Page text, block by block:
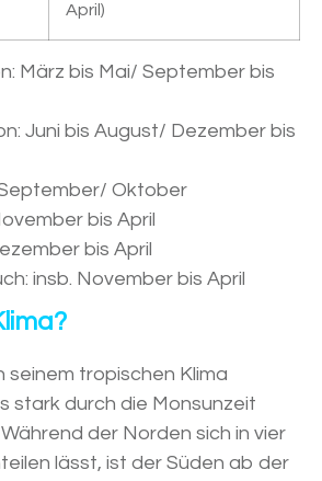
April)
März bis Mai/ September bis
Juni bis August/ Dezember bis
Oktober
bis April
bis April
insb. November bis April
seinem tropischen Klima
stark durch die Monsunzeit
der Norden sich in vier
lässt, ist der Süden ab der